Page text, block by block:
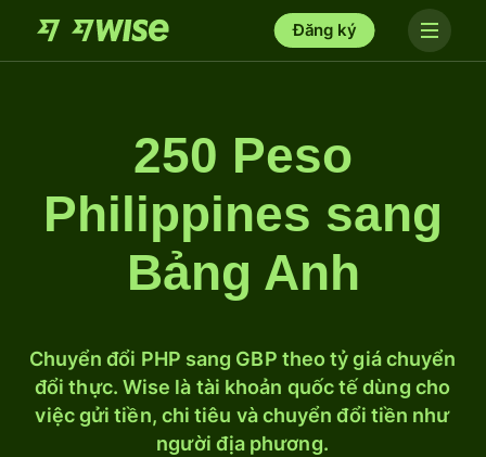
Đăng ký
250 Peso
Philippines sang
Bảng Anh
Chuyển đổi PHP sang GBP theo tỷ giá chuyển
đổi thực. Wise là tài khoản quốc tế dùng cho
việc gửi tiền, chi tiêu và chuyển đổi tiền như
người địa phương.